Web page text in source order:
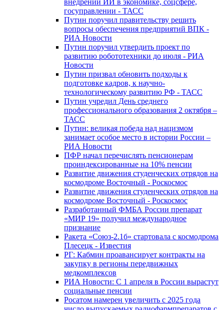
внедрении ИИ в экономике, соцсфере,
госуправлении - ТАСС
Путин поручил правительству решить
вопросы обеспечения предприятий ВПК -
РИА Новости
Путин поручил утвердить проект по
развитию робототехники до июля - РИА
Новости
Путин призвал обновить подходы к
подготовке кадров, к научно-
технологическому развитию РФ - ТАСС
Путин учредил День среднего
профессионального образования 2 октября –
ТАСС
Путин: великая победа над нацизмом
занимает особое место в истории России –
РИА Новости
ПФР начал перечислять пенсионерам
проиндексированные на 10% пенсии
Развитие движения студенческих отрядов на
космодроме Восточный - Роскосмос
Развитие движения студенческих отрядов на
космодроме Восточный - Роскосмос
Разработанный ФМБА России препарат
«МИР 19» получил международное
признание
Ракета «Союз-2.1б» стартовала с космодрома
Плесецк - Известия
РГ: Кабмин проавансирует контракты на
закупку в регионы передвижных
медкомплексов
РИА Новости: С 1 апреля в России вырастут
социальные пенсии
Росатом намерен увеличить с 2025 года